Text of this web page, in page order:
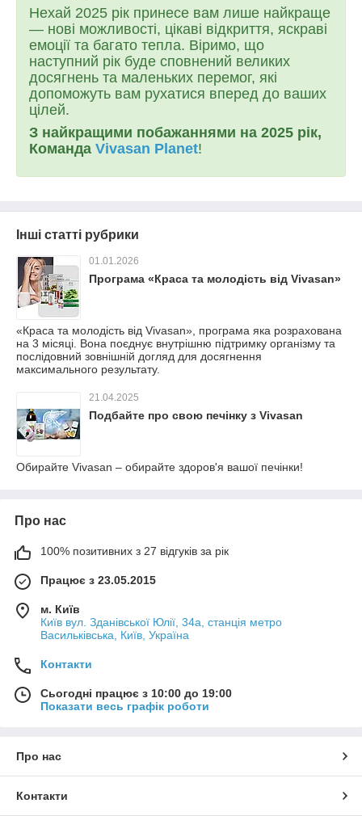
Нехай 2025 рік принесе вам лише найкраще
— нові можливості, цікаві відкриття, яскраві
емоції та багато тепла. Віримо, що
наступний рік буде сповнений великих
досягнень та маленьких перемог, які
допоможуть вам рухатися вперед до ваших
цілей.
З найкращими побажаннями на 2025 рік,
Команда Vivasan Planet!
Інші статті рубрики
01.01.2026
Програма «Краса та молодість від Vivasan»
«Краса та молодість від Vivasan», програма яка розрахована
на 3 місяці. Вона поєднує внутрішню підтримку організму та
послідовний зовнішній догляд для досягнення
максимального результату.
21.04.2025
Подбайте про свою печінку з Vivasan
Обирайте Vivasan – обирайте здоров'я вашої печінки!
Про нас
100% позитивних з 27 відгуків за рік
Працює з 23.05.2015
м. Київ
Київ вул. Зданівської Юлії, 34а, станція метро
Васильківська, Київ, Україна
Контакти
Сьогодні працює з 10:00 до 19:00
Показати весь графік роботи
Про нас
Контакти